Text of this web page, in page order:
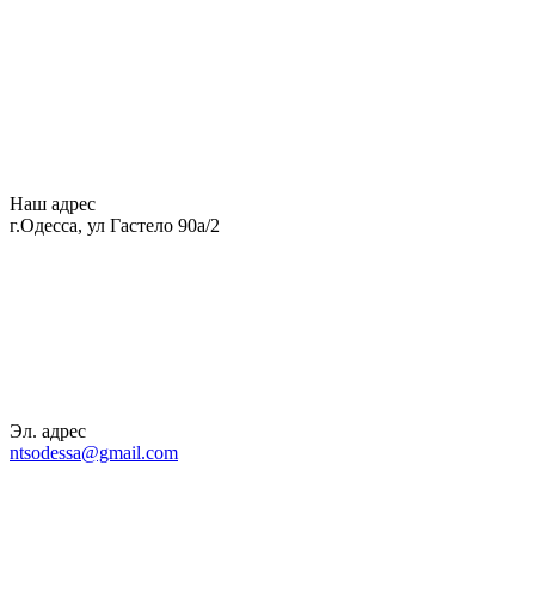
Наш адрес
г.Одесса, ул Гастело 90а/2
Эл. адрес
ntsodessa@gmail.com